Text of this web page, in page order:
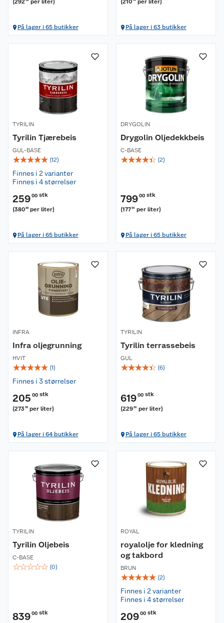
(292 per liter)
På lager i 65 butikker
(210 per liter)
På lager i 63 butikker
TYRILIN
Tyrilin Tjærebeis
GUL-BASE
☆☆☆☆☆ (12)
Finnes i 2 varianter
Finnes i 4 størrelser
25900 stk
(38088 per liter)
På lager i 65 butikker
DRYGOLIN
Drygolin Oljedekkbeis
C-BASE
☆☆☆☆☆ (2)
79900 stk
(17756 per liter)
På lager i 65 butikker
INFRA
Infra oljegrunning
HVIT
☆☆☆☆☆ (1)
Finnes i 3 størrelser
205 00 stk
(27333 per liter)
På lager i 64 butikker
TYRILIN
Tyrilin terrassebeis
GUL
☆☆☆☆☆ (6)
61900 stk
(22926 per liter)
På lager i 65 butikker
TYRILIN
Tyrilin Oljebeis
C-BASE
☆☆☆☆☆ (0)
83900 stk
ROYAL
royalolje for kledning
og takbord
BRUN
☆☆☆☆☆ (2)
Finnes i 2 varianter
Finnes i 4 størrelser
20900 stk